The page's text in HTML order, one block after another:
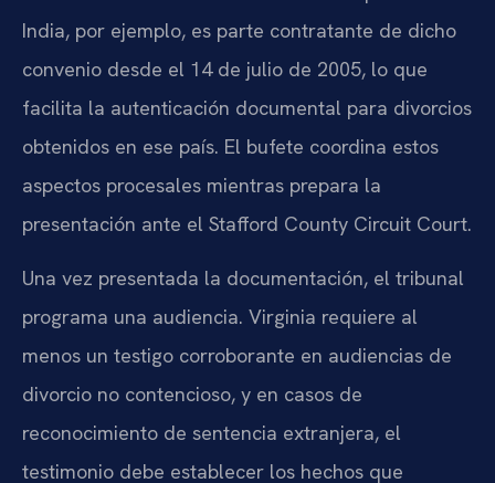
India, por ejemplo, es parte contratante de dicho
convenio desde el 14 de julio de 2005, lo que
facilita la autenticación documental para divorcios
obtenidos en ese país. El bufete coordina estos
aspectos procesales mientras prepara la
presentación ante el Stafford County Circuit Court.
Una vez presentada la documentación, el tribunal
programa una audiencia. Virginia requiere al
menos un testigo corroborante en audiencias de
divorcio no contencioso, y en casos de
reconocimiento de sentencia extranjera, el
testimonio debe establecer los hechos que